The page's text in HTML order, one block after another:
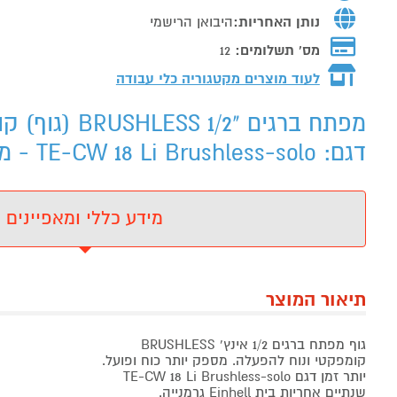
נותן האחריות:היבואן הרישמי
מס' תשלומים:12
לעוד מוצרים מקטגוריה כלי עבודה
דגם: TE-CW 18 Li Brushless-solo - מידע נוסף
מידע כללי ומאפיינים
תיאור המוצר
גוף מפתח ברגים 1/2 אינץ' BRUSHLESS
קומפקטי ונוח להפעלה. מספק יותר כוח ופועל.
יותר זמן דגם TE-CW 18 Li Brushless-solo
שנתיים אחריות בית Einhell גרמנייה.